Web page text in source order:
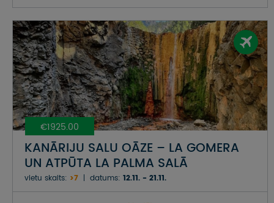
€1925.00
KANĀRIJU SALU OĀZE – LA GOMERA
UN ATPŪTA LA PALMA SALĀ
vietu skaits: >7 datums: 12.11. - 21.11.